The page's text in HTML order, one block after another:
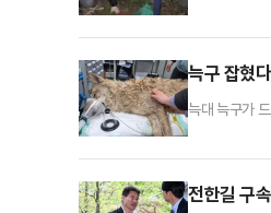
안영동 안영
늑구 잡혔
늑대 늑구가
고, 오후 9시
전한길 구